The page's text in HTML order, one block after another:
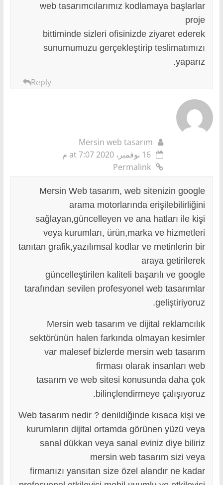
web tasarımcılarımız kodlamaya başlarlar
proje
bittiminde sizleri ofisinizde ziyaret ederek
sunumumuzu gerçekleştirip teslimatımızı
yaparız.
Reply
Mersin web tasarım
16 نوفمبر، 2020 at 7:07 م
Permalink
Mersin Web tasarım, web sitenizin google
arama motorlarında erişilebilirliğini
sağlayan,güncelleyen ve ana hatları ile kişi
veya kurumları, ürün,marka ve hizmetleri
tanıtan grafik,yazılımsal kodlar ve metinlerin bir
araya getirilerek
güncelleştirilen kaliteli başarılı ve google
tarafından sevilen profesyonel web tasarımlar
geliştiriyoruz.
Mersin web tasarım ve dijital reklamcılık
sektörünün halen farkında olmayan kesimler
var malesef bizlerde mersin web tasarım
firması olarak insanları web
tasarım ve web sitesi konusunda daha çok
bilinçlendirmeye çalışıyoruz.
Web tasarım nedir ? denildiğinde kısaca kişi ve
kurumların dijital ortamda görünen yüzü veya
sanal dükkan veya sanal eviniz diye biliriz
mersin web tasarım sizi veya
firmanızı yansıtan size özel alandır ne kadar